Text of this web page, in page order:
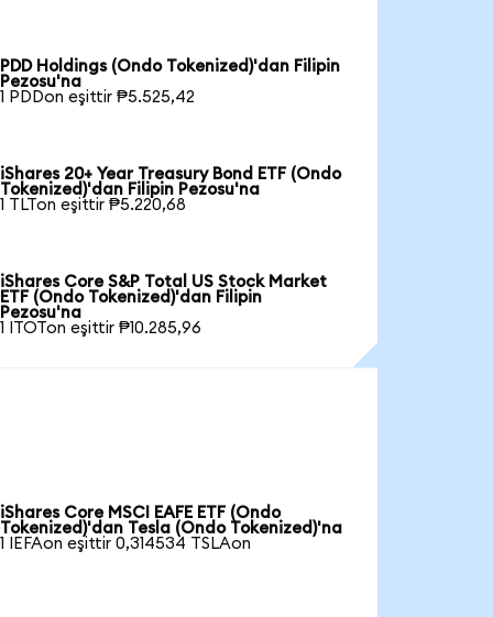
PDD Holdings (Ondo Tokenized)'dan Filipin
Pezosu'na
1 PDDon eşittir ₱5.525,42
iShares 20+ Year Treasury Bond ETF (Ondo
Tokenized)'dan Filipin Pezosu'na
1 TLTon eşittir ₱5.220,68
iShares Core S&P Total US Stock Market
ETF (Ondo Tokenized)'dan Filipin
Pezosu'na
1 ITOTon eşittir ₱10.285,96
iShares Core MSCI EAFE ETF (Ondo
Tokenized)'dan Tesla (Ondo Tokenized)'na
1 IEFAon eşittir 0,314534 TSLAon